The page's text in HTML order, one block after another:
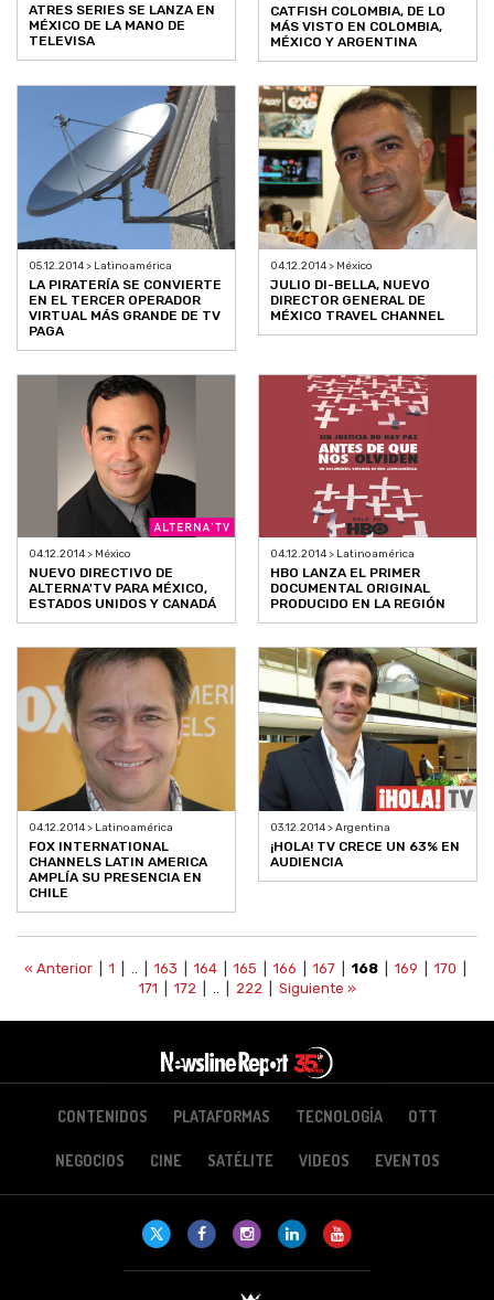
ATRES SERIES SE LANZA EN
MÉXICO DE LA MANO DE
TELEVISA
CATFISH COLOMBIA, DE LO
MÁS VISTO EN COLOMBIA,
MÉXICO Y ARGENTINA
05.12.2014 > Latinoamérica
LA PIRATERÍA SE CONVIERTE
EN EL TERCER OPERADOR
VIRTUAL MÁS GRANDE DE TV
PAGA
04.12.2014 > México
JULIO DI-BELLA, NUEVO
DIRECTOR GENERAL DE
MÉXICO TRAVEL CHANNEL
04.12.2014 > México
NUEVO DIRECTIVO DE
ALTERNA'TV PARA MÉXICO,
ESTADOS UNIDOS Y CANADÁ
04.12.2014 > Latinoamérica
HBO LANZA EL PRIMER
DOCUMENTAL ORIGINAL
PRODUCIDO EN LA REGIÓN
04.12.2014 > Latinoamérica
FOX INTERNATIONAL
CHANNELS LATIN AMERICA
AMPLÍA SU PRESENCIA EN
CHILE
03.12.2014 > Argentina
¡HOLA! TV CRECE UN 63% EN
AUDIENCIA
« Anterior 1 | .. | 163 164 165 166 167 168 169 170
171
172| .. | 222| Siguiente »
CONTENIDOS PLATAFORMAS TECNOLOGÍA OTT
NEGOCIOS CINE SATÉLITE VIDEOS EVENTOS